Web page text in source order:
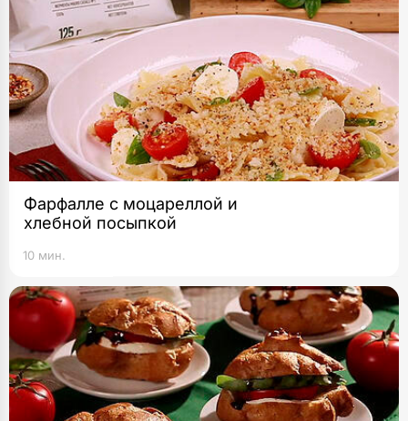
Фарфалле с моцареллой и
хлебной посыпкой
10 мин.